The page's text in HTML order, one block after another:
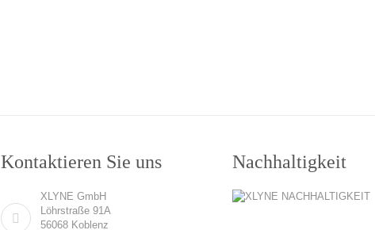
Kontaktieren Sie uns
XLYNE GmbH
Löhrstraße 91A
56068 Koblenz
Nachhaltigkeit